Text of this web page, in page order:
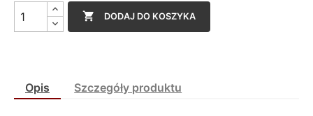
 DODAJ DO KOSZYKA
Opis Szczegóły produktu